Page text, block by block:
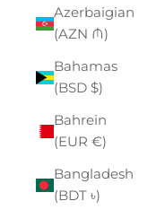
Azerbaigian
(AZN ₼)
Bahamas
(BSD $)
Bahrein
(EUR €)
Bangladesh
(BDT ৳)